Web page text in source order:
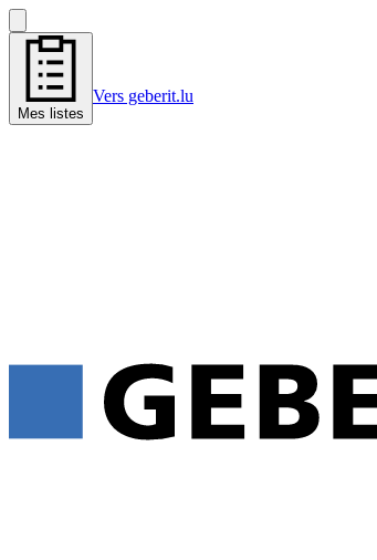
Mes listes
Vers geberit.lu